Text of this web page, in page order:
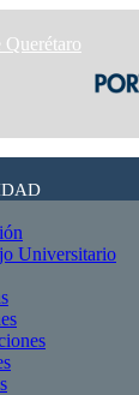
Universitario